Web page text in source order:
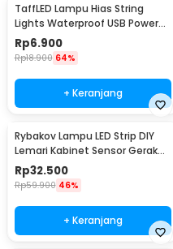
TaffLED Lampu Hias String
Lights Waterproof USB Power
50 LED 5M - SZ
Rp6.900
Rp18.900 64%
+ Keranjang
Rybakov Lampu LED Strip DIY
Lemari Kabinet Sensor Gerak
4.5W 1M - 2835
Rp32.500
Rp59.900 46%
+ Keranjang